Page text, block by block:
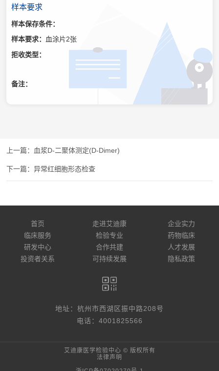
样本要求
样本保存条件：
样本要求： 血涂片2张
拒收类型：
备注：
血浆D-二聚体测定(D-Dimer)
异常红细胞形态检查
首页 走进艾迪康
企业实力
临床服务
检验专业
药物临床
研发中心
合作共建
人才发展
投资者关系
可持续发展 隐私政策
地址：杭州市西湖区振中路208号
电话：4001825566
艾迪康医学检验中心 © 版权所有
法律声明